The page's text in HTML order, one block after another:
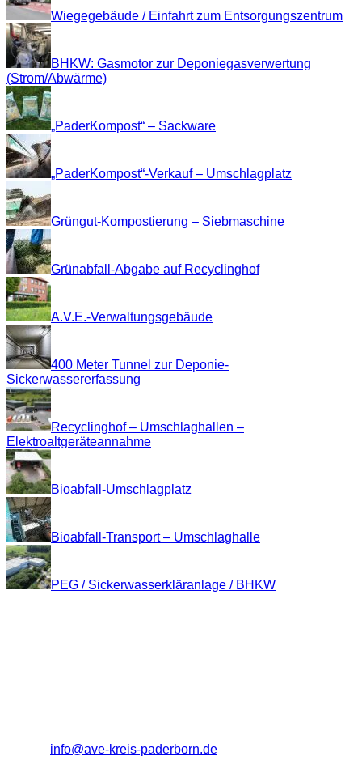
Wiegegebäude / Einfahrt zum Entsorgungszentrum
BHKW: Gasmotor zur Deponiegasverwertung
(Strom/Abwärme)
„PaderKompost“ – Sackware
„PaderKompost“-Verkauf – Umschlagplatz
Grüngut-Kompostierung – Siebmaschine
Grünabfall-Abgabe auf Recyclinghof
A.V.E.-Verwaltungsgebäude
400 Meter Tunnel zur Deponie-
Sickerwassererfassung
Recyclinghof – Umschlaghallen –
Elektroaltgeräteannahme
Bioabfall-Umschlagplatz
Bioabfall-Transport – Umschlaghalle
PEG / Sickerwasserkläranlage / BHKW
info@ave-kreis-paderborn.de